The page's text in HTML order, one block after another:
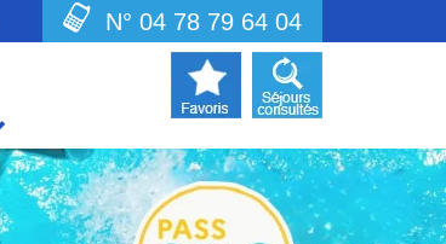
N° 04 78 79 64 04